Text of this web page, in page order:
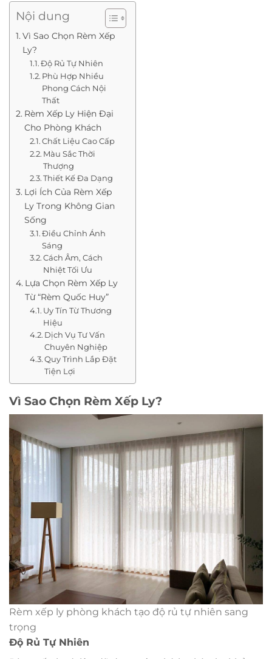
Nội dung
Vì Sao Chọn Rèm Xếp
Ly?
Độ Rủ Tự Nhiên
Phù Hợp Nhiều
Phong Cách Nội
Thất
Rèm Xếp Ly Hiện Đại
Cho Phòng Khách
Chất Liệu Cao Cấp
Màu Sắc Thời
Thượng
Thiết Kế Đa Dạng
Lợi Ích Của Rèm Xếp
Ly Trong Không Gian
Sống
Điều Chỉnh Ánh
Sáng
Cách Âm, Cách
Nhiệt Tối Ưu
Lựa Chọn Rèm Xếp Ly
Từ “Rèm Quốc Huy”
Uy Tín Từ Thương
Hiệu
Dịch Vụ Tư Vấn
Chuyên Nghiệp
Quy Trình Lắp Đặt
Tiện Lợi
Vì Sao Chọn Rèm Xếp Ly?
Rèm xếp ly phòng khách tạo độ rủ tự nhiên sang
trọng
Độ Rủ Tự Nhiên